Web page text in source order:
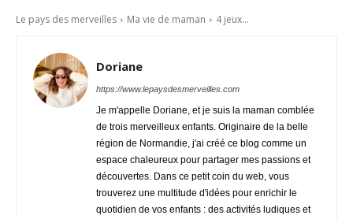
Le pays des merveilles Ma vie de maman 4 jeux...
Doriane
https://www.lepaysdesmerveilles.com
Je m'appelle Doriane, et je suis la maman comblée
de trois merveilleux enfants. Originaire de la belle
région de Normandie, j'ai créé ce blog comme un
espace chaleureux pour partager mes passions et
découvertes. Dans ce petit coin du web, vous
trouverez une multitude d'idées pour enrichir le
quotidien de vos enfants : des activités ludiques et